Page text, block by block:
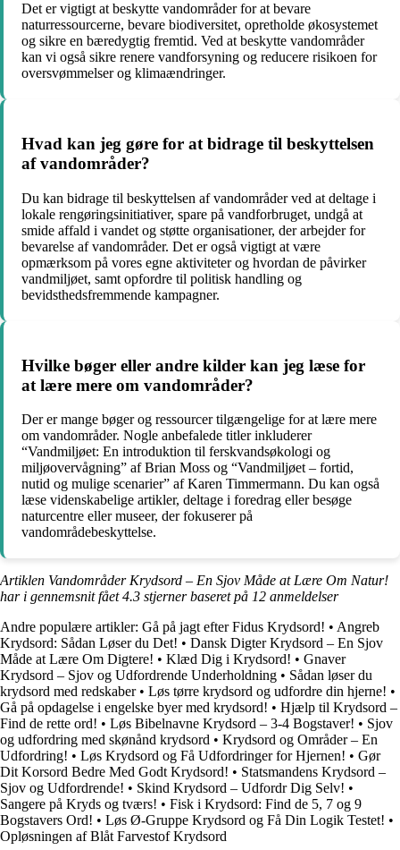
Det er vigtigt at beskytte vandområder for at bevare
naturressourcerne, bevare biodiversitet, opretholde økosystemet
og sikre en bæredygtig fremtid. Ved at beskytte vandområder
kan vi også sikre renere vandforsyning og reducere risikoen for
oversvømmelser og klimaændringer.
Hvad kan jeg gøre for at bidrage til beskyttelsen
af vandområder?
Du kan bidrage til beskyttelsen af vandområder ved at deltage i
lokale rengøringsinitiativer, spare på vandforbruget, undgå at
smide affald i vandet og støtte organisationer, der arbejder for
bevarelse af vandområder. Det er også vigtigt at være
opmærksom på vores egne aktiviteter og hvordan de påvirker
vandmiljøet, samt opfordre til politisk handling og
bevidsthedsfremmende kampagner.
Hvilke bøger eller andre kilder kan jeg læse for
at lære mere om vandområder?
Der er mange bøger og ressourcer tilgængelige for at lære mere
om vandområder. Nogle anbefalede titler inkluderer
“Vandmiljøet: En introduktion til ferskvandsøkologi og
miljøovervågning” af Brian Moss og “Vandmiljøet – fortid,
nutid og mulige scenarier” af Karen Timmermann. Du kan også
læse videnskabelige artikler, deltage i foredrag eller besøge
naturcentre eller museer, der fokuserer på
vandområdebeskyttelse.
Artiklen Vandområder Krydsord – En Sjov Måde at Lære Om Natur!
har i gennemsnit fået4.3 stjerner baseret på 12 anmeldelser
Andre populære artikler: Gå på jagt efter Fidus Krydsord! • Angreb
Krydsord: Sådan Løser du Det! • Dansk Digter Krydsord – En Sjov
Måde at Lære Om Digtere! • Klæd Dig i Krydsord! • Gnaver
Krydsord – Sjov og Udfordrende Underholdning • Sådan løser du
krydsord med redskaber• Løs tørre krydsord og udfordre din hjerne! •
Gå på opdagelse i engelske byer med krydsord! • Hjælp til Krydsord –
Find de rette ord! • Løs Bibelnavne Krydsord – 3-4 Bogstaver! • Sjov
og udfordring med skønånd krydsord • Krydsord og Områder – En
Udfordring! • Løs Krydsord og Få Udfordringer for Hjernen! • Gør
Dit Korsord Bedre Med Godt Krydsord! • Statsmandens Krydsord –
Sjov og Udfordrende! • Skind Krydsord – Udfordr Dig Selv! •
Sangere på Kryds og tværs! • Fisk i Krydsord: Find de 5, 7 og 9
Bogstavers Ord! • Løs Ø-Gruppe Krydsord og Få Din Logik Testet! •
Opløsningen af Blåt Farvestof Krydsord